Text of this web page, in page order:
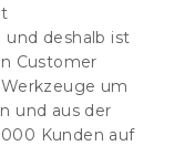
und deshalb ist
Customer
um
und aus der
Kunden auf